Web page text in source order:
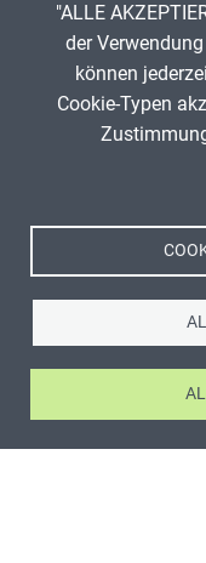
"ALLE
der
können
Cookie-Typen